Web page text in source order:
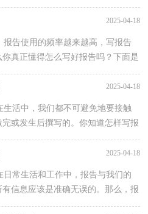
小编帮大家整理的...
2025-04-18
告使用的频率越来越高，写报告
真正懂得怎么写好报告吗？下面是
2025-04-18
活中，我们都不可避免地要接触
或发生后撰写的。你知道怎样写报
家收集的公司实习...
2025-04-18
常生活和工作中，报告与我们的
信息应该是准确无误的。那么，报